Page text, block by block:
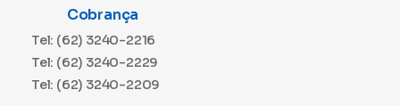
Cobrança
Tel: (62) 3240-2216
Tel: (62) 3240-2229
Tel: (62) 3240-2209